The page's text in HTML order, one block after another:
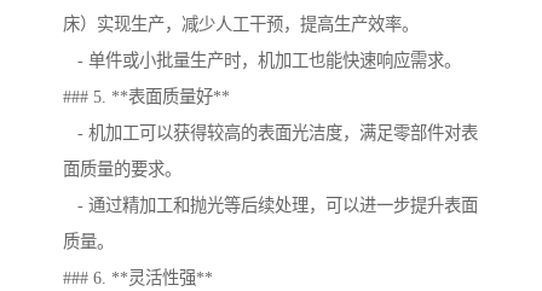
床）实现生产，减少人工干预，提高生产效率。
- 单件或小批量生产时，机加工也能快速响应需求。
### 5. **表面质量好**
- 机加工可以获得较高的表面光洁度，满足零部件对表
面质量的要求。
- 通过精加工和抛光等后续处理，可以进一步提升表面
质量。
### 6. **灵活性强**